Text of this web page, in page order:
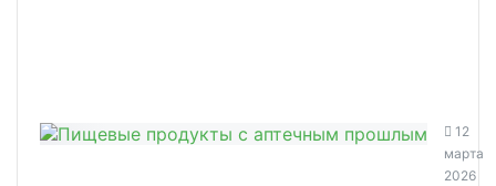
12
марта
2026